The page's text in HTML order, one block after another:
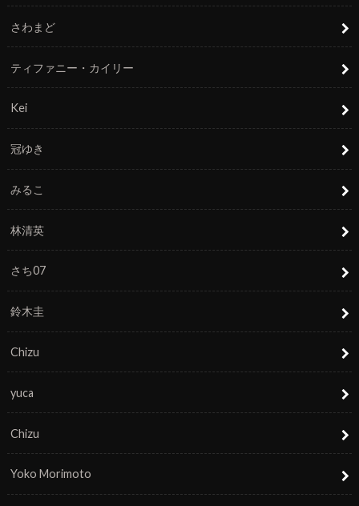
さわまど
ティファニー・カイリー
Kei
冠ゆき
みるこ
林清英
さち07
鈴木圭
Chizu
yuca
Chizu
Yoko Morimoto